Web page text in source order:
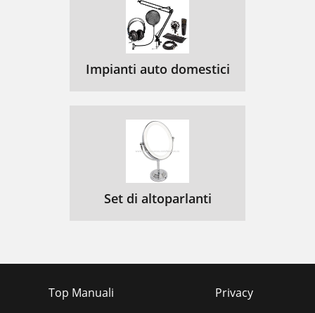
Impianti auto domestici
Set di altoparlanti
Top Manuali
Privacy